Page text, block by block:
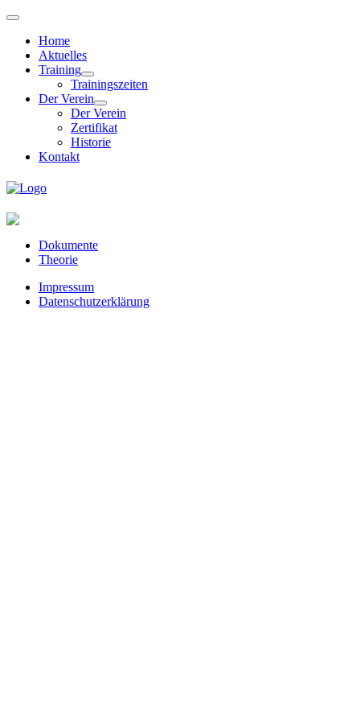
Home
Aktuelles
Training
Trainingszeiten
Der Verein
Der Verein
Zertifikat
Historie
Kontakt
Dokumente
Theorie
Impressum
Datenschutzerklärung